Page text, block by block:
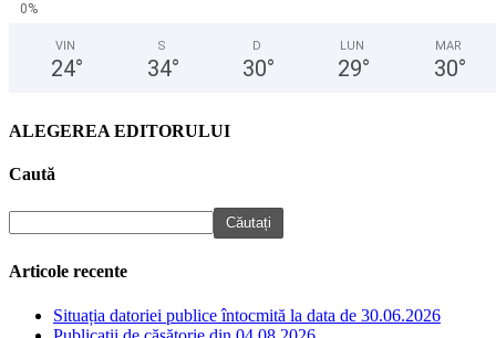
0%
VIN
24°
S
34°
D
30°
LUN
29°
MAR
30°
ALEGEREA EDITORULUI
Caută
Articole recente
Situația datoriei publice întocmită la data de 30.06.2026